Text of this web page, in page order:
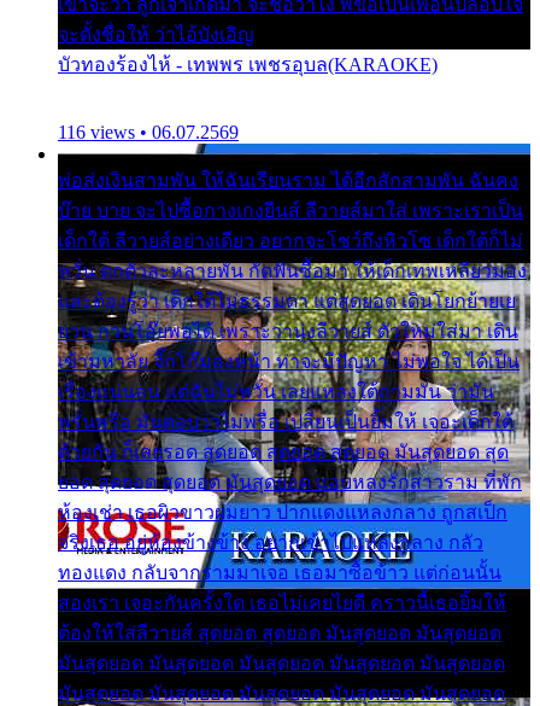
จะตั้งชื่อให้ ว่าไอ้บังเอิญ
บัวทองร้องไห้ - เทพพร เพชรอุบล(KARAOKE)
116 views • 06.07.2569
พ่อส่งเงินสามพัน ให้ฉันเรียนราม ได้อีกสักสามพัน ฉันคง
บ๊าย บาย จะไปซื้อกางเกงยีนส์ ลีวายส์มาใส่ เพราะเราเป็น
เด็กใต้ ลีวายส์อย่างเดียว อยากจะโชว์ถึงหิวโซ เด็กใต้ก็ไม่
หวั่น ตกตัวละหลายพัน กัดฟันซื้อมา ให้เด็กเทพเหลียวมอง
และต้องรู้ว่า เด็กใต้ไม่ธรรมดา แต่สุดยอด เดินโยกย้ายเย
ยวน กวนโอ๊ยพอได้ เพราะว่านุ่งลีวายส์ ตัวใหม่ใส่มา เดิน
เข้ามหาลัย จิ๊กโก๊มองหน้า ท่าจะมีปัญหา ไม่พอใจ ได้เป็น
เรื่องแน่นอน แต่ฉันไม่หวั่น เลยแหลงใต้ถามมัน ว่ามัน
พรั่นพรือ มันตอบว่าไม่พรื่อ เปลี่ยนเป็นยิ้มให้ เจอะเด็กใต้
ด้วยกัน ก็เลยรอด สุดยอด สุดยอด สุดยอด มันสุดยอด สุด
ยอด สุดยอด สุดยอด มันสุดยอด แอบหลงรักสาวราม ที่พัก
ห้องเช่า เธอผิวขาวผมยาว ปากแดงแหลงกลาง ถูกสเป็ก
จริงเธอ อยู่ห้องข้างข้าง อยากเข้าไปแหลงกลาง กลัว
ทองแดง กลับจากรามมาเจอ เธอมาซื้อข้าว แต่ก่อนนั้น
สองเรา เจอะกันครั้งใด เธอไม่เคยไยดี คราวนี้เธอยิ้มให้
ต้องให้ใส่ลีวายส์ สุดยอด สุดยอด มันสุดยอด มันสุดยอด
มันสุดยอด มันสุดยอด มันสุดยอด มันสุดยอด มันสุดยอด
มันสุดยอด มันสุดยอด มันสุดยอด มันสุดยอด มันสุดยอด